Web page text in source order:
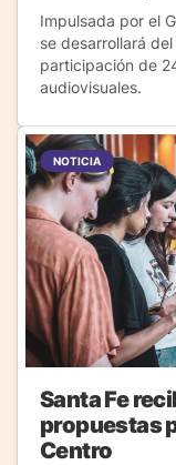
Impulsada por el
se desarrollará
participación de
audiovisuales.
NOTICIA
Santa Fe
propuestas
Centro